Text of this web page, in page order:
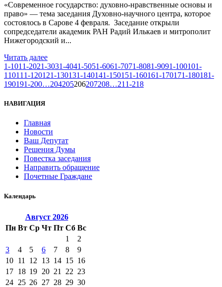
«Современное государство: духовно-нравственные основы и
право» — тема заседания Духовно-научного центра, которое
состоялось в Сарове 4 февраля. Заседание открыли
сопредседатели академик РАН Радий Илькаев и митрополит
Нижегородский и...
Читать далее
1-1011-2021-3031-4041-5051-6061-7071-8081-9091-100101-
110111-120121-130131-140141-150151-160161-170171-180181-
190191-200…204205206207208…211-218
НАВИГАЦИЯ
Главная
Новости
Ваш Депутат
Решения Думы
Повестка заседания
Направить обращение
Почетные Граждане
Календарь
Август 2026
Пн Вт Ср Чт Пт Сб Вс
1
2
3
4 5 6 7 8
9
10 11 12 13 14 15 16
17 18 19 20 21 22 23
24 25 26 27 28 29 30